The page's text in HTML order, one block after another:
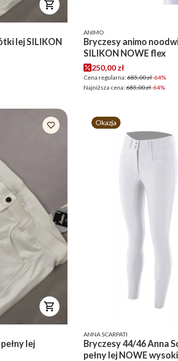
PRODUCENT
ANIMO
Bryczesy animo noodwill 46
SILIKON NOWE flex
Cena promocyjna
250,00 zł
Cena regularna:685,00 zł-64%
Najniższa cena:685,00 zł-64%
Okazja
PRODUCENT
ANNA SCARPATI
Bryczesy 44/46 Anna Scarpati serse
pełny lej NOWE